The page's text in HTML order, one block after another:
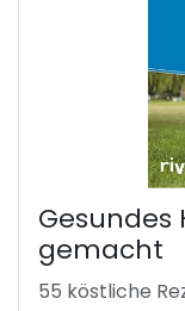
gemacht
55 köstliche